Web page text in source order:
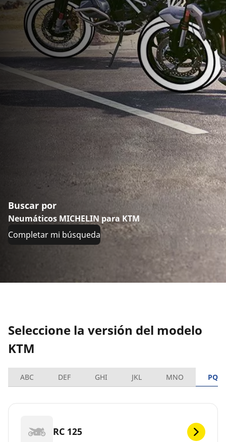
Buscar por
Neumáticos MICHELIN para KTM
Completar mi búsqueda
Seleccione la versión del modelo
KTM
ABC DEF GHI JKL MNO PQRS
RC 125